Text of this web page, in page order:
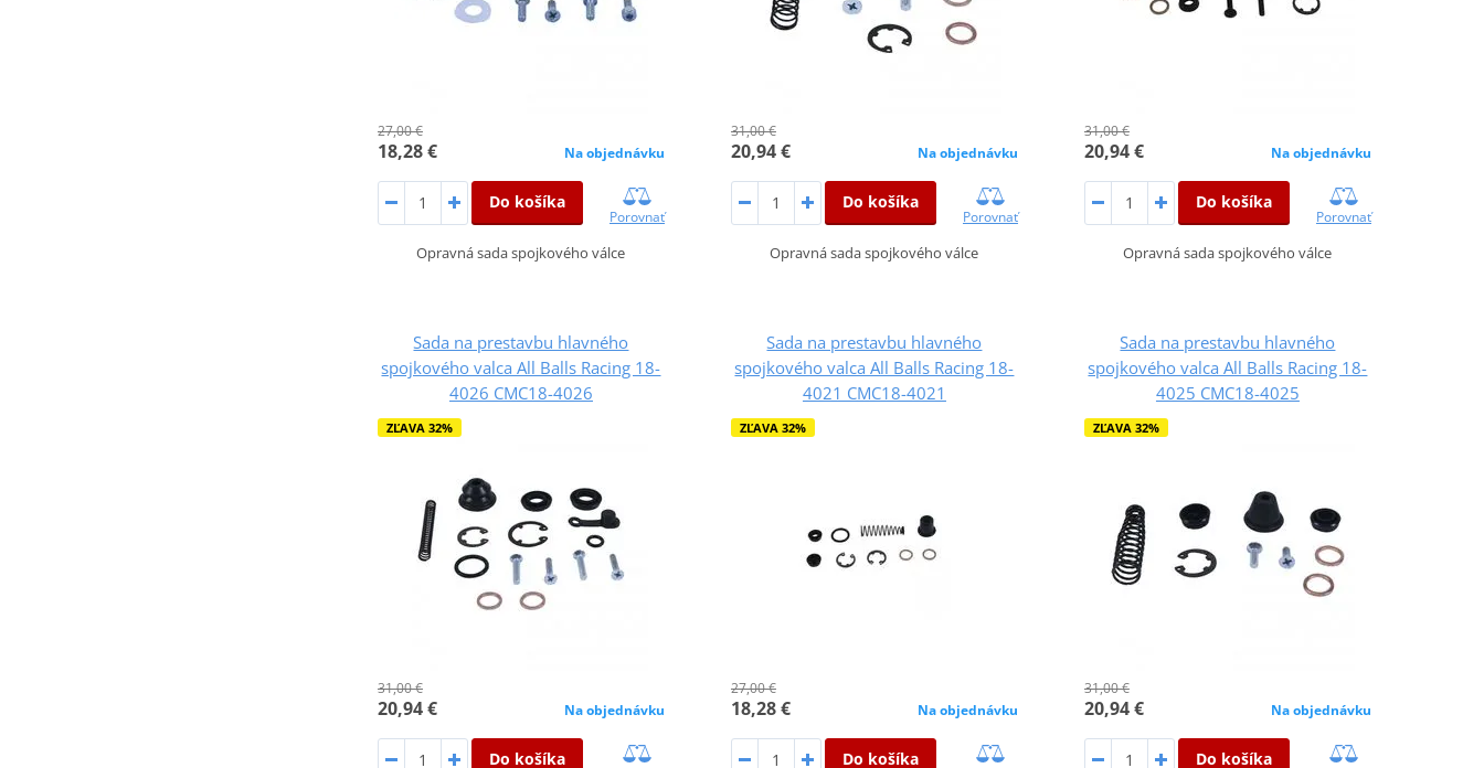
27,00 €
18,28 € Na objednávku
Do košíka
Porovnať
Opravná sada spojkového válce
31,00 €
20,94 € Na objednávku
Do košíka
Porovnať
Opravná sada spojkového válce
31,00 €
20,94 € Na objednávku
Do košíka
Porovnať
Opravná sada spojkového válce
Sada na prestavbu hlavného
spojkového valca All Balls Racing 18-
4026 CMC18-4026
ZĽAVA 32%
31,00 €
20,94 € Na objednávku
Do košíka
Sada na prestavbu hlavného
spojkového valca All Balls Racing 18-
4021 CMC18-4021
ZĽAVA 32%
27,00 €
18,28 € Na objednávku
Do košíka
Sada na prestavbu hlavného
spojkového valca All Balls Racing 18-
4025 CMC18-4025
ZĽAVA 32%
31,00 €
20,94 € Na objednávku
Do košíka